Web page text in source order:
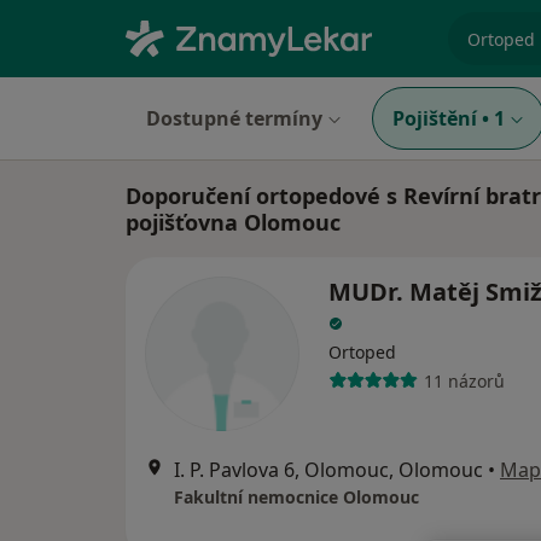
Dostupné termíny Pojištění • 1
Doporučení ortopedové s Revírní
pojišťovna Olomouc
MUDr. Matěj
Ortoped
11 názorů
I. P. Pavlova 6, Olomouc, Olomouc •
Fakultní nemocnice Olomouc